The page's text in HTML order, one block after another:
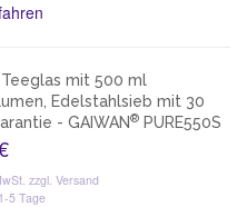
mit 500 ml
Edelstahlsieb mit 30
- GAIWAN® PURE550S
zzgl. Versand
5 Tage